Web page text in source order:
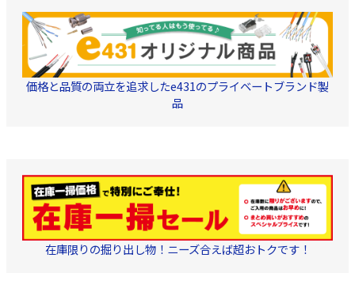
価格と品質の両立を追求したe431のプライベートブランド製
品
在庫限りの掘り出し物！ニーズ合えば超おトクです！